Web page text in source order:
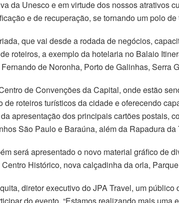
da Unesco e em virtude dos nossos atrativos
e de recuperação, se tornando um polo
que vai desde a rodada de negócios,
roteiros, a exemplo da hotelaria no Balaio
de Noronha, Porto de Galinhas, Serra
de Convenções da Capital, onde estão
de roteiros turísticos da cidade e oferecendo
apresentação dos principais cartões postais,
São Paulo e Baraúna, além da Rapadura
será apresentado o novo material gráfico de
Histórico, nova calçadinha da orla,
diretor executivo do JPA Travel, um